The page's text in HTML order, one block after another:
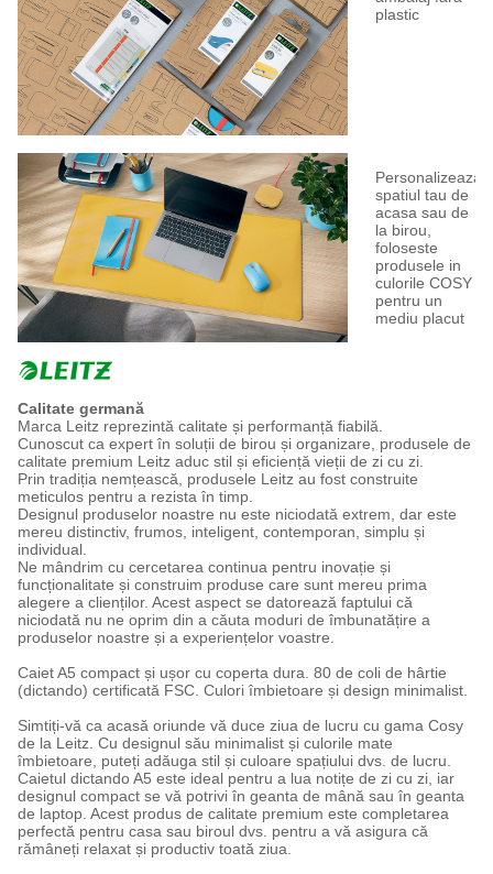
plastic
Personalizeaza
spatiul tau de
acasa sau de
la birou,
foloseste
produsele in
culorile COSY
pentru un
mediu placut
Calitate germană
Marca Leitz reprezintă calitate și performanță fiabilă.
Cunoscut ca expert în soluții de birou și organizare, produsele de
calitate premium Leitz aduc stil și eficiență vieții de zi cu zi.
Prin tradiția nemțească, produsele Leitz au fost construite
meticulos pentru a rezista în timp.
Designul produselor noastre nu este niciodată extrem, dar este
mereu distinctiv, frumos, inteligent, contemporan, simplu și
individual.
Ne mândrim cu cercetarea continua pentru inovație și
funcționalitate și construim produse care sunt mereu prima
alegere a clienților. Acest aspect se datorează faptului că
niciodată nu ne oprim din a căuta moduri de îmbunatățire a
produselor noastre și a experiențelor voastre.
Caiet A5 compact și ușor cu coperta dura. 80 de coli de hârtie
(dictando) certificată FSC. Culori îmbietoare și design minimalist.
Simtiți-vă ca acasă oriunde vă duce ziua de lucru cu gama Cosy
de la Leitz. Cu designul său minimalist și culorile mate
îmbietoare, puteți adăuga stil și culoare spațiului dvs. de lucru.
Caietul dictando A5 este ideal pentru a lua notițe de zi cu zi, iar
designul compact se vă potrivi în geanta de mână sau în geanta
de laptop. Acest produs de calitate premium este completarea
perfectă pentru casa sau biroul dvs. pentru a vă asigura că
rămâneți relaxat și productiv toată ziua.